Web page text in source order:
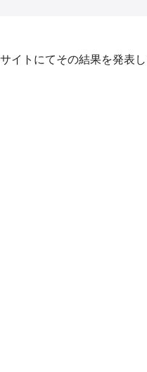
イトにてその結果を発表